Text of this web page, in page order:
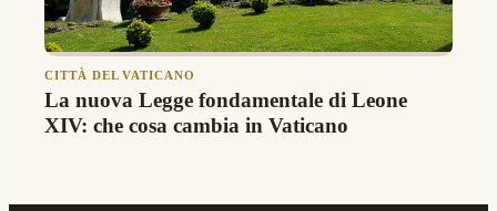
CITTÀ DEL VATICANO
La nuova Legge fondamentale di Leone
XIV: che cosa cambia in Vaticano